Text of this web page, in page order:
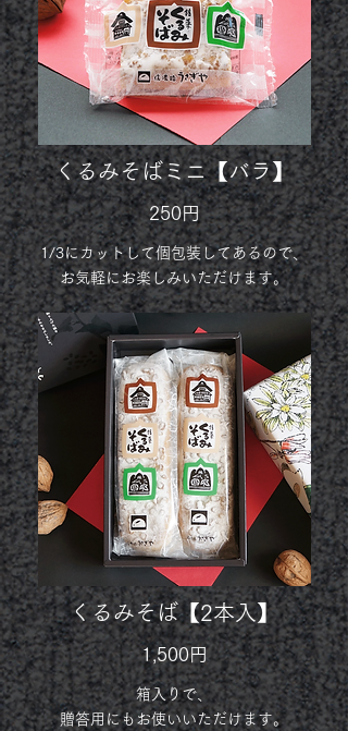
くるみそばミニ【バラ】
250円
1/3にカットして個包装してあるので、
お気軽にお楽しみいただけます。
くるみそば【2本入】
1,500円
箱入りで、
贈答用にもお使いいただけます。